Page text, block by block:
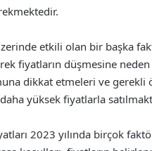
etkili olan bir başka
fiyatların düşmesine
dikkat etmeleri ve gerekli
yüksek fiyatlarla
2023 yılında birçok